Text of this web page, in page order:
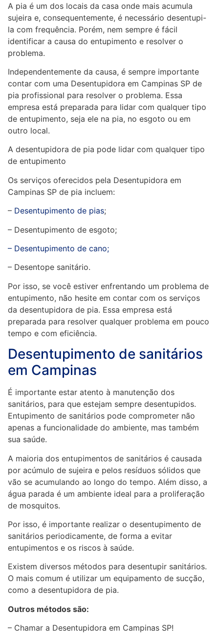
A pia é um dos locais da casa onde mais acumula
sujeira e, consequentemente, é necessário desentupi-
la com frequência. Porém, nem sempre é fácil
identificar a causa do entupimento e resolver o
problema.
Independentemente da causa, é sempre importante
contar com uma Desentupidora em Campinas SP de
pia profissional para resolver o problema. Essa
empresa está preparada para lidar com qualquer tipo
de entupimento, seja ele na pia, no esgoto ou em
outro local.
A desentupidora de pia pode lidar com qualquer tipo
de entupimento
Os serviços oferecidos pela Desentupidora em
Campinas SP de pia incluem:
– Desentupimento de pias;
– Desentupimento de esgoto;
– Desentupimento de cano;
– Desentope sanitário.
Por isso, se você estiver enfrentando um problema de
entupimento, não hesite em contar com os serviços
da desentupidora de pia. Essa empresa está
preparada para resolver qualquer problema em pouco
tempo e com eficiência.
Desentupimento de sanitários
em Campinas
É importante estar atento à manutenção dos
sanitários, para que estejam sempre desentupidos.
Entupimento de sanitários pode comprometer não
apenas a funcionalidade do ambiente, mas também
sua saúde.
A maioria dos entupimentos de sanitários é causada
por acúmulo de sujeira e pelos resíduos sólidos que
vão se acumulando ao longo do tempo. Além disso, a
água parada é um ambiente ideal para a proliferação
de mosquitos.
Por isso, é importante realizar o desentupimento de
sanitários periodicamente, de forma a evitar
entupimentos e os riscos à saúde.
Existem diversos métodos para desentupir sanitários.
O mais comum é utilizar um equipamento de sucção,
como a desentupidora de pia.
Outros métodos são:
– Chamar a Desentupidora em Campinas SP!